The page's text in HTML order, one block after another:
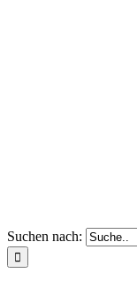
Suchen nach: